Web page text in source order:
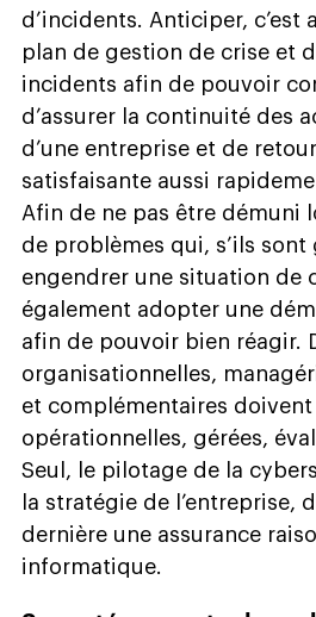
d’incidents. Anticiper, c’est
plan de gestion de crise et
incidents afin de pouvoir
d’assurer la continuité des
d’une entreprise et de
satisfaisante aussi
Afin de ne pas être démuni
de problèmes qui, s’ils sont
engendrer une situation de
également adopter une
afin de pouvoir bien réagir.
organisationnelles,
et complémentaires doivent
opérationnelles, gérées,
Seul, le pilotage de la
la stratégie de l’entreprise,
dernière une assurance
informatique.